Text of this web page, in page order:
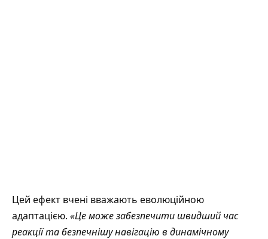
Цей ефект вчені вважають еволюційною
адаптацією. «Це може забезпечити швидший час
реакції та безпечнішу навігацію в динамічному